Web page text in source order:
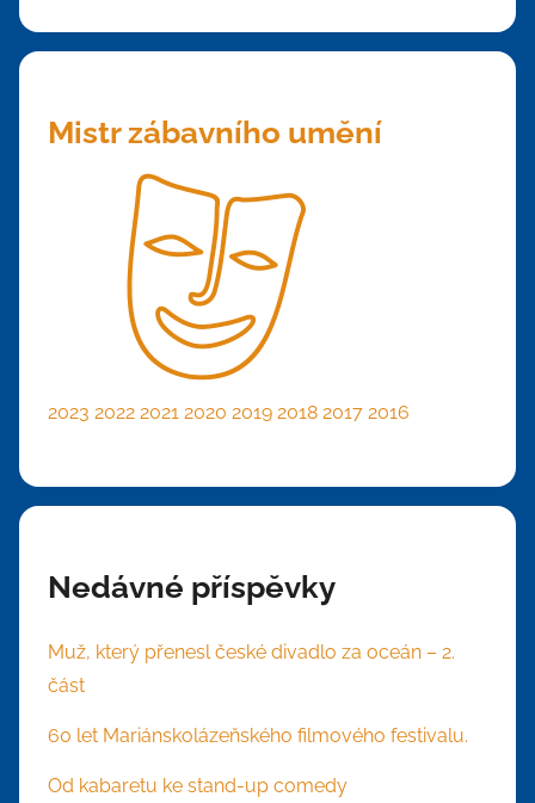
Mistr zábavního umění
2023 2022 2021 2020 2019 2018 2017 2016
Nedávné příspěvky
Muž, který přenesl české divadlo za oceán – 2.
část
60 let Mariánskolázeňského filmového festivalu.
Od kabaretu ke stand-up comedy